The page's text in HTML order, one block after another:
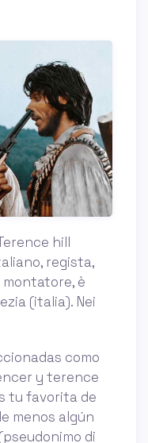
hill
regista,
è
(italia). Nei
como
y terence
tu favorita de
menos algún
di